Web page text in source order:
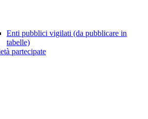
Enti pubblici vigilati (da pubblicare in
tabelle)
partecipate